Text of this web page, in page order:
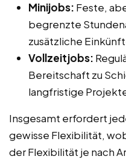
Minijobs: Feste,
begrenzte
zusätzliche
Vollzeitjobs:
Bereitschaft zu
langfristige
Insgesamt erfordert
gewisse Flexibilität,
der Flexibilität je nach